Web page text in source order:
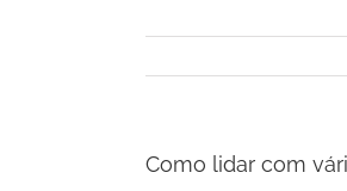
Como lidar com